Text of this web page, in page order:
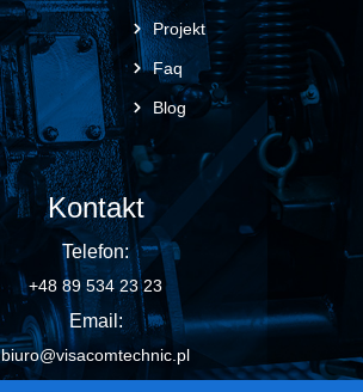
Projekt
Faq
Blog
Kontakt
Telefon:
+48 89 534 23 23
Email:
biuro@visacomtechnic.pl